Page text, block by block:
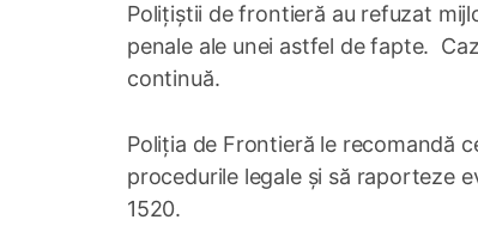
Polițiștii de frontieră au refuzat
penale ale unei astfel de fapte.
continuă.
Poliția de Frontieră le recomandă
procedurile legale și să raporteze
1520.